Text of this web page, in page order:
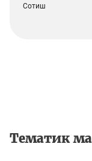
Сотиш
Тематик